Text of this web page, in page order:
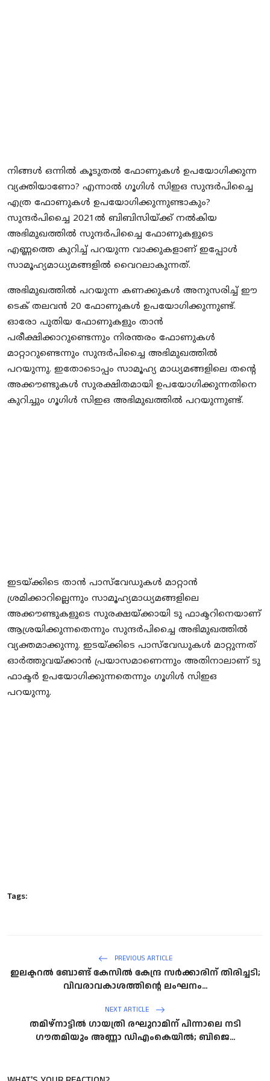
നിങ്ങള്‍ ഒന്നില്‍ കൂടുതല്‍ ഫോണുകള്‍ ഉപയോഗിക്കുന്ന
വ്യക്തിയാണോ? എന്നാല്‍ ഗൂഗിള്‍ സിഇഒ സുന്ദര്‍പിച്ചൈ
എത്ര ഫോണുകള്‍ ഉപയോഗിക്കുന്നുണ്ടാകും?
സുന്ദര്‍പിച്ചൈ 2021ല്‍ ബിബിസിയ്ക്ക് നല്‍കിയ
അഭിമുഖത്തില്‍ സുന്ദര്‍പിച്ചൈ ഫോണുകളുടെ
എണ്ണത്തെ കുറിച്ച് പറയുന്ന വാക്കുകളാണ് ഇപ്പോള്‍
സാമൂഹ്യമാധ്യമങ്ങളില്‍ വൈറലാകുന്നത്.
അഭിമുഖത്തില്‍ പറയുന്ന കണക്കുകള്‍ അനുസരിച്ച് ഈ
ടെക് തലവന്‍ 20 ഫോണുകള്‍ ഉപയോഗിക്കുന്നുണ്ട്.
ഓരോ പുതിയ ഫോണുകളും താന്‍
പരീക്ഷിക്കാറുണ്ടെന്നും നിരന്തരം ഫോണുകള്‍
മാറ്റാറുണ്ടെന്നും സുന്ദര്‍പിച്ചൈ അഭിമുഖത്തില്‍
പറയുന്നു. ഇതോടൊപ്പം സാമൂഹ്യ മാധ്യമങ്ങളിലെ തന്റെ
അക്കൗണ്ടുകള്‍ സുരക്ഷിതമായി ഉപയോഗിക്കുന്നതിനെ
കുറിച്ചും ഗൂഗിള്‍ സിഇഒ അഭിമുഖത്തില്‍ പറയുന്നുണ്ട്.
ഇടയ്ക്കിടെ താന്‍ പാസ്‌വേഡുകള്‍ മാറ്റാന്‍
ശ്രമിക്കാറില്ലെന്നും സാമൂഹ്യമാധ്യമങ്ങളിലെ
അക്കൗണ്ടുകളുടെ സുരക്ഷയ്ക്കായി ടു ഫാക്ടറിനെയാണ്
ആശ്രയിക്കുന്നതെന്നും സുന്ദര്‍പിച്ചൈ അഭിമുഖത്തില്‍
വ്യക്തമാക്കുന്നു. ഇടയ്ക്കിടെ പാസ്‌വേഡുകള്‍ മാറ്റുന്നത്
ഓര്‍ത്തുവയ്ക്കാന്‍ പ്രയാസമാണെന്നും അതിനാലാണ് ടു
ഫാക്ടര്‍ ഉപയോഗിക്കുന്നതെന്നും ഗൂഗിള്‍ സിഇഒ
പറയുന്നു.
Tags:
PREVIOUS ARTICLE
ഇലക്ടറല്‍ ബോണ്ട് കേസില്‍ കേന്ദ്ര സര്‍ക്കാരിന് തിരിച്ചടി;
വിവരാവകാശത്തിന്റെ ലംഘനം...
NEXT ARTICLE
തമിഴ്‌നാട്ടില്‍ ഗായത്രി രഘുറാമിന് പിന്നാലെ നടി
ഗൗതമിയും അണ്ണാ ഡിഎംകെയില്‍; ബിജെ...